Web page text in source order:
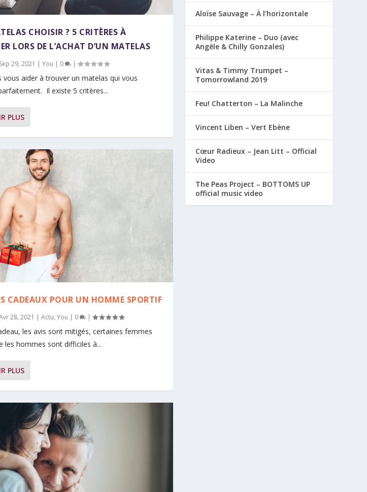
CHOISIR ? 5 CRITÈRES À
LORS DE L’ACHAT D’UN MATELAS
Sep 29, 2021 | You | 0 |
vous aider à trouver un matelas qui vous
Il existe 5 critères...
PLUS
CADEAUX POUR UN HOMME SPORTIF
28, 2021 | Actu, You | 0 |
les avis sont mitigés, certaines femmes
les hommes sont difficiles à...
PLUS
Aloïse Sauvage – À l’horizontale
Philippe Katerine – Duo (avec
Angèle & Chilly Gonzales)
Vitas & Timmy Trumpet –
Tomorrowland 2019
Feu! Chatterton – La Malinche
Vincent Liben – Vert Ebène
Cœur Radieux – Jean Litt – Official
Video
The Peas Project – BOTTOMS UP
official music video